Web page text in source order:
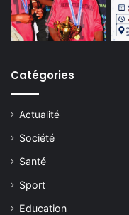
Catégories
Actualité
Société
Santé
Sport
Education